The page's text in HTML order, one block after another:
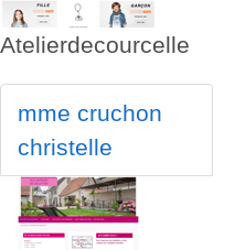
Atelierdecourcelle
mme cruchon
christelle